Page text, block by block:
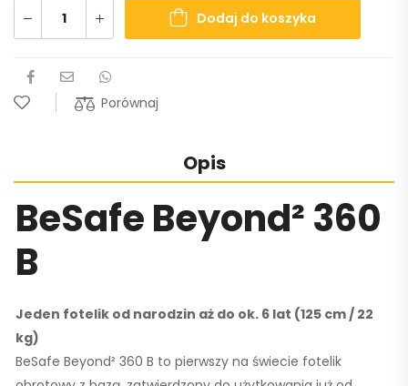
Dodaj do koszyka
Porównaj
Opis
BeSafe Beyond² 360
B
Jeden fotelik od narodzin aż do ok. 6 lat (125 cm / 22
kg)
BeSafe Beyond² 360 B to pierwszy na świecie fotelik